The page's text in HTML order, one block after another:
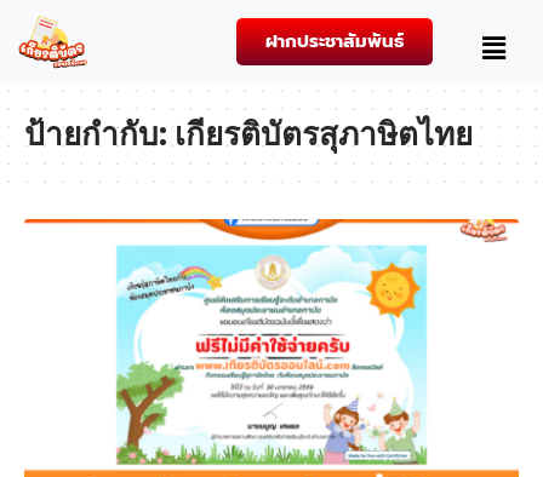
ฝากประชาสัมพันธ์
ป้ายกำกับ:เกียรติบัตรสุภาษิตไทย